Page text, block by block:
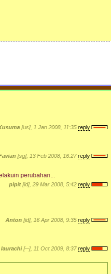
[us], 1 Jan 2008, 11:35 reply
[sg], 13 Feb 2008, 16:27reply
perubahan...
pipit [id], 29 Mar 2008, 5:42 reply
Anton [id], 16 Apr 2008, 9:35 reply
laurachi [--], 11 Oct 2009, 8:37reply